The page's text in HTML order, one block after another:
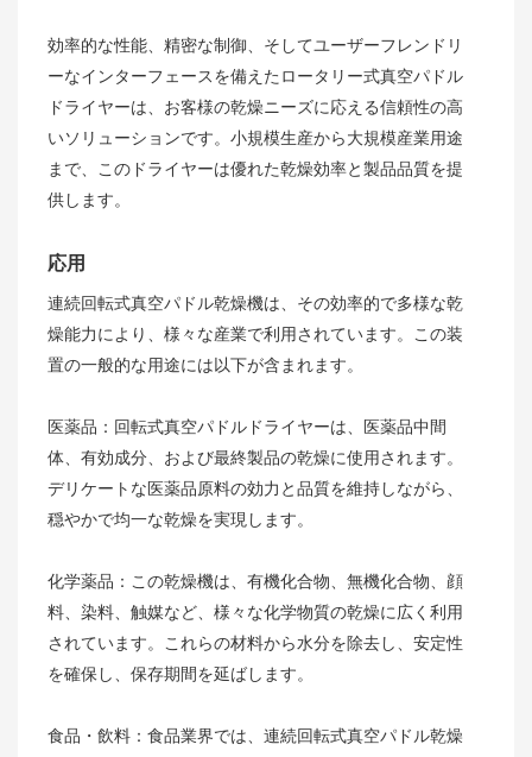
効率的な性能、精密な制御、そしてユーザーフレンドリ
ーなインターフェースを備えたロータリー式真空パドル
ドライヤーは、お客様の乾燥ニーズに応える信頼性の高
いソリューションです。小規模生産から大規模産業用途
まで、このドライヤーは優れた乾燥効率と製品品質を提
供します。
応用
連続回転式真空パドル乾燥機は、その効率的で多様な乾
燥能力により、様々な産業で利用されています。この装
置の一般的な用途には以下が含まれます。
医薬品：回転式真空パドルドライヤーは、医薬品中間
体、有効成分、および最終製品の乾燥に使用されます。
デリケートな医薬品原料の効力と品質を維持しながら、
穏やかで均一な乾燥を実現します。
化学薬品：この乾燥機は、有機化合物、無機化合物、顔
料、染料、触媒など、様々な化学物質の乾燥に広く利用
されています。これらの材料から水分を除去し、安定性
を確保し、保存期間を延ばします。
食品・飲料：食品業界では、連続回転式真空パドル乾燥